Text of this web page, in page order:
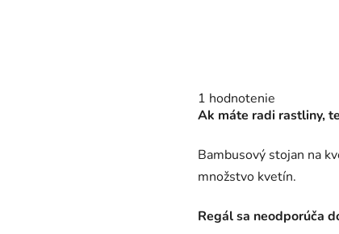
Priemerné
hodnotenie
produktu
5,0
z
5
1 hodnotenie
Ak máte radi rastliny,
Bambusový stojan na
množstvo kvetín.
Regál sa neodporúča